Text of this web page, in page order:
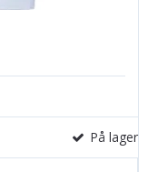
På lager